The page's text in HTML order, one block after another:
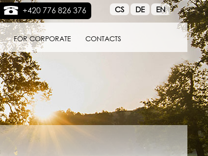
CS DE EN
+420 776 826 376
FOR CORPORATE CONTACTS